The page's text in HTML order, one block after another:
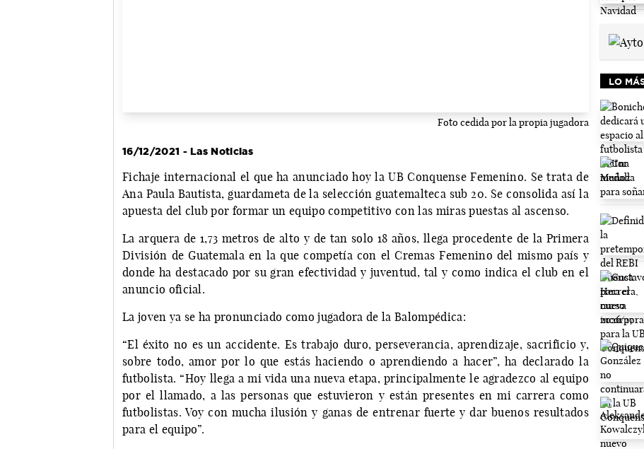
Foto cedida por la propia jugadora
16/12/2021 - Las Noticias
Fichaje internacional el que ha anunciado hoy la UB Conquense Femenino. Se trata de
Ana Paula Bautista, guardameta de la selección guatemalteca sub 20. Se consolida así la
apuesta del club por formar un equipo competitivo con las miras puestas al ascenso.
La arquera de 1,73 metros de alto y de tan solo 18 años, llega procedente de la Primera
División de Guatemala en la que competía con el Cremas Femenino del mismo país y
donde ha destacado por su gran efectividad y juventud, tal y como indica el club en el
anuncio oficial.
La joven ya se ha pronunciado como jugadora de la Balompédica:
“El éxito no es un accidente. Es trabajo duro, perseverancia, aprendizaje, sacrificio y,
sobre todo, amor por lo que estás haciendo o aprendiendo a hacer”, ha declarado la
futbolista. “Hoy llega a mi vida una nueva etapa, principalmente le agradezco al equipo
por el llamado, a las personas que estuvieron y están presentes en mi carrera como
futbolistas. Voy con mucha ilusión y ganas de entrenar fuerte y dar buenos resultados
para el equipo”.
LO